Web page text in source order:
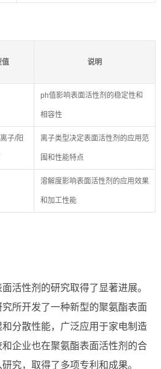
值 说明
ph值影响表面活性剂的稳定性和
相容性
子/阳 离子类型决定表面活性剂的应用范
围和性能特点
溶解度影响表面活性剂的应用效果
和加工性能
活性剂的研究取得了显著进展。
所开发了一种新型的聚氨酯表面
分散性能，广泛应用于家电制造
企业也在聚氨酯表面活性剂的合
究，取得了多项专利和成果。